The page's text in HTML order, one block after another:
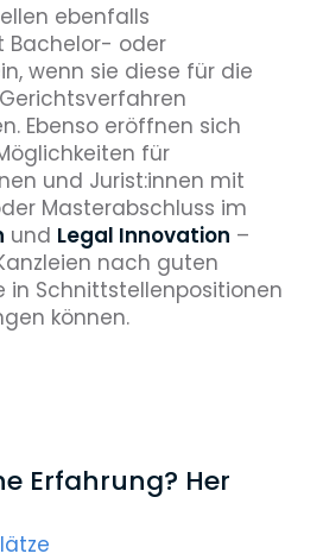
ebenfalls
Bachelor- oder
wenn sie diese für die
Ebenso eröffnen sich
für
und Jurist:innen mit
Masterabschluss im
und Legal Innovation –
nach guten
in Schnittstellenpositionen
können.
Erfahrung? Her